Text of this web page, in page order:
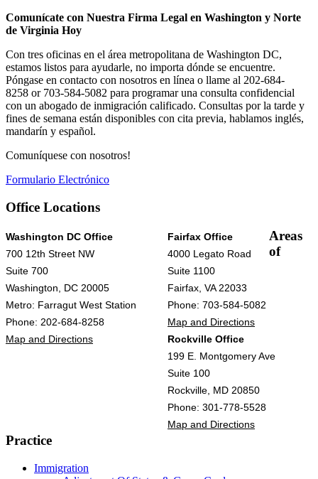
Comunícate con Nuestra Firma Legal en Washington y Norte
de Virginia Hoy
Con tres oficinas en el área metropolitana de Washington DC,
estamos listos para ayudarle, no importa dónde se encuentre.
Póngase en contacto con nosotros en línea o llame al 202-684-
8258 or 703-584-5082 para programar una consulta confidencial
con un abogado de inmigración calificado. Consultas por la tarde y
fines de semana están disponibles con cita previa, hablamos inglés,
mandarín y español.
Comuníquese con nosotros!
Formulario Electrónico
Office Locations
Washington DC Office
700 12th Street NW
Suite 700
Washington, DC 20005
Metro: Farragut West Station
Phone: 202-684-8258
Map and Directions
Fairfax Office
4000 Legato Road
Suite 1100
Fairfax, VA 22033
Phone: 703-584-5082
Map and Directions
Rockville Office
199 E. Montgomery Ave
Suite 100
Rockville, MD 20850
Phone: 301-778-5528
Map and Directions
Areas
of
Practice
Immigration